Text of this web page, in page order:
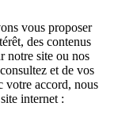
vous proposer
des contenus
notre site ou nos
et de vos
votre accord, nous
internet :